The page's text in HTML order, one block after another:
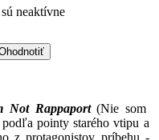
Not Rappaport(Nie som
pointy starého vtipu a